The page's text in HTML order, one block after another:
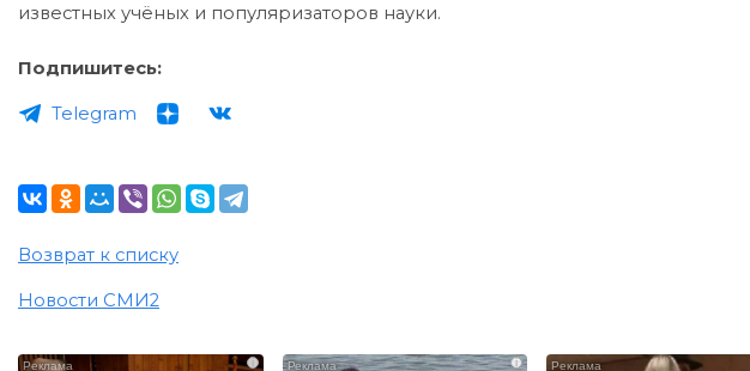
известных учёных и популяризаторов науки.
Подпишитесь:
Telegram
Возврат к списку
Новости СМИ2
i i